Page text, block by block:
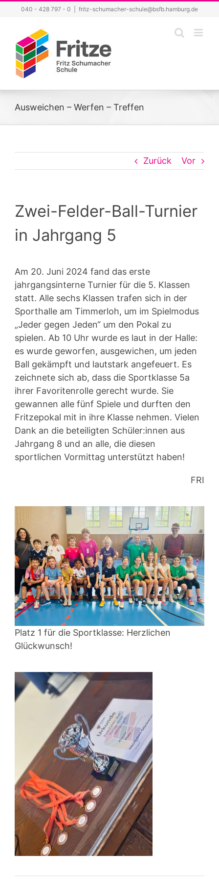
springen
040 - 428 797 - 0 fritz-schumacher-schule@bsfb.hamburg.de
Ausweichen – Werfen – Treffen
Zurück Vor
Zwei-Felder-Ball-Turnier
in Jahrgang 5
Am 20. Juni 2024 fand das erste
jahrgangsinterne Turnier für die 5. Klassen
statt. Alle sechs Klassen trafen sich in der
Sporthalle am Timmerloh, um im Spielmodus
„Jeder gegen Jeden“ um den Pokal zu
spielen. Ab 10 Uhr wurde es laut in der Halle:
es wurde geworfen, ausgewichen, um jeden
Ball gekämpft und lautstark angefeuert. Es
zeichnete sich ab, dass die Sportklasse 5a
ihrer Favoritenrolle gerecht wurde. Sie
gewannen alle fünf Spiele und durften den
Fritzepokal mit in ihre Klasse nehmen. Vielen
Dank an die beteiligten Schüler:innen aus
Jahrgang 8 und an alle, die diesen
sportlichen Vormittag unterstützt haben!
FRI
Platz 1 für die Sportklasse: Herzlichen
Glückwunsch!